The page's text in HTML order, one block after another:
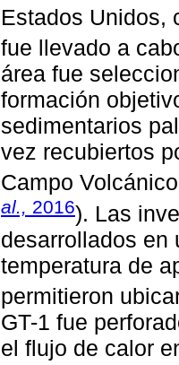
Estados Unidos,
fue llevado a
área fue
formación
sedimentarios
vez recubiertos
Campo
al., 2016). Las
desarrollados en
temperatura de
permitieron
GT-1 fue
el flujo de calor